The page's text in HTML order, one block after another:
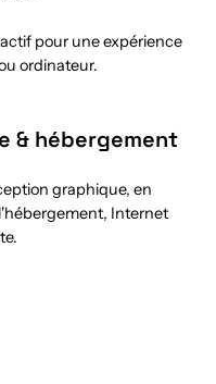
pour une expérience
ordinateur.
& hébergement
graphique, en
Internet